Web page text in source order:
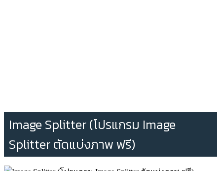
Image Splitter (โปรแกรม Image
Splitter ตัดแบ่งภาพ ฟรี)